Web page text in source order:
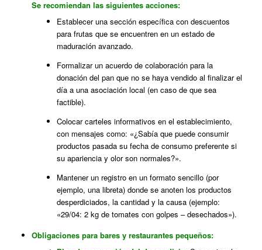
Se recomiendan las siguientes acciones:
Establecer una sección específica con descuentos
para frutas que se encuentren en un estado de
maduración avanzado.
Formalizar un acuerdo de colaboración para la
donación del pan que no se haya vendido al finalizar el
día a una asociación local (en caso de que sea
factible).
Colocar carteles informativos en el establecimiento,
con mensajes como: «¿Sabía que puede consumir
productos pasada su fecha de consumo preferente si
su apariencia y olor son normales?».
Mantener un registro en un formato sencillo (por
ejemplo, una libreta) donde se anoten los productos
desperdiciados, la cantidad y la causa (ejemplo:
«29/04: 2 kg de tomates con golpes – desechados»).
Obligaciones para bares y restaurantes pequeños: